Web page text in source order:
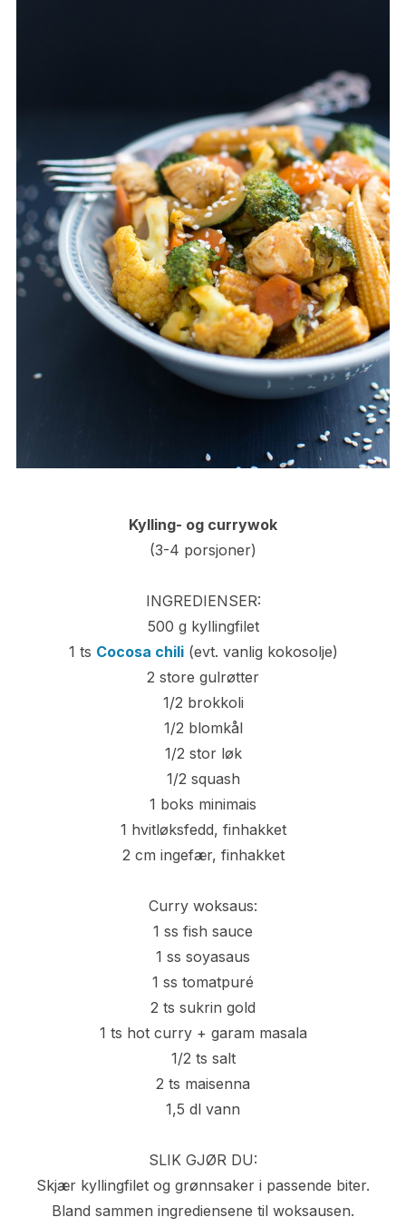
Kylling- og currywok
(3-4 porsjoner)
INGREDIENSER:
500 g kyllingfilet
1 ts Cocosa chili(evt. vanlig kokosolje)
2 store gulrøtter
1/2 brokkoli
1/2 blomkål
1/2 stor løk
1/2 squash
1 boks minimais
1 hvitløksfedd, finhakket
2 cm ingefær, finhakket
Curry woksaus:
1 ss fish sauce
1 ss soyasaus
1 ss tomatpuré
2 ts sukrin gold
1 ts hot curry + garam masala
1/2 ts salt
2 ts maisenna
1,5 dl vann
SLIK GJØR DU:
Skjær kyllingfilet og grønnsaker i passende biter.
Bland sammen ingrediensene til woksausen.